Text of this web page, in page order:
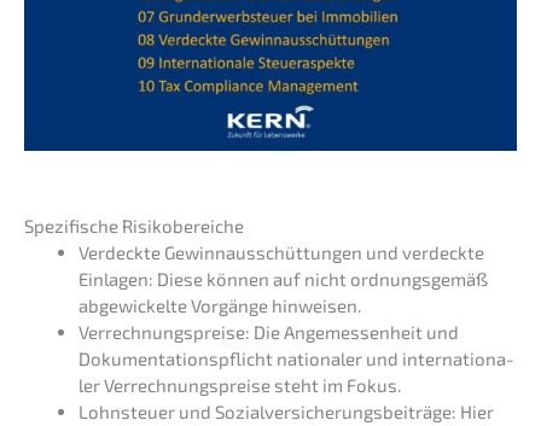
Spezi­fi­sche Risikobereiche
Verdeck­te Gewinn­aus­schüt­tun­gen und verdeck­te
Einla­gen: Diese können auf nicht ordnungs­ge­mäß
abgewi­ckel­te Vorgän­ge hinweisen.
Verrech­nungs­prei­se: Die Angemes­sen­heit und
Dokumen­ta­ti­ons­pflicht natio­na­ler und inter­na­tio­na­
ler Verrech­nungs­prei­se steht im Fokus.
Lohnsteu­er und Sozial­ver­si­che­rungs­bei­trä­ge: Hier